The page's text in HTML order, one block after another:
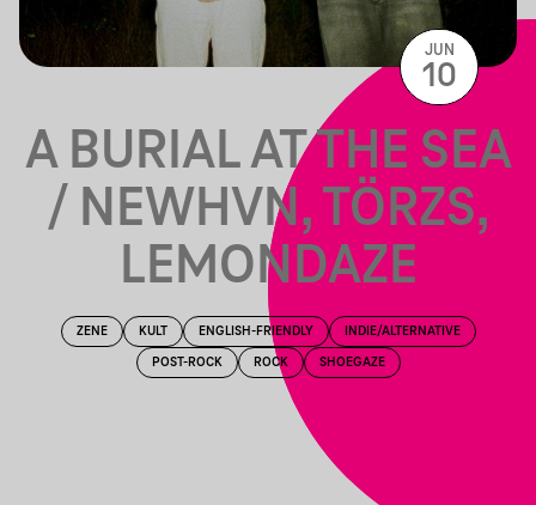
A BURIAL AT THE SEA
/ NEWHVN, TÖRZS,
LEMONDAZE
ZENE KULT ENGLISH-FRIENDLY INDIE/ALTERNATIVE
POST-ROCK ROCK SHOEGAZE
JUN
10